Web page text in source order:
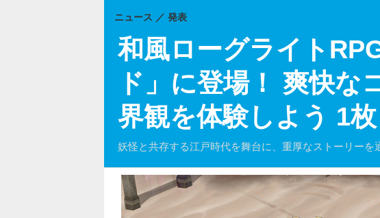
和風ローグライト
ド」に登場！ 爽快
界観を体験しよう 1
妖怪と共存する江戸時代を舞台に、重厚なストーリーを
ニュース 発表